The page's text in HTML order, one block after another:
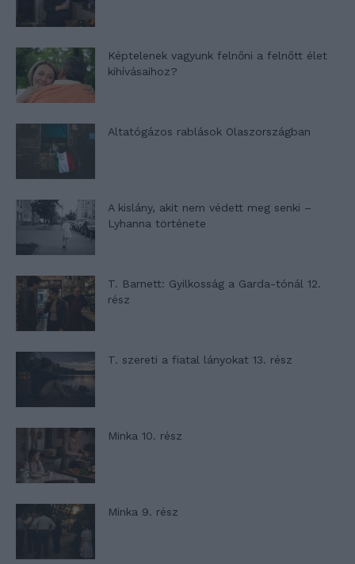
Képtelenek vagyunk felnőni a felnőtt élet
kihívásaihoz?
Altatógázos rablások Olaszországban
A kislány, akit nem védett meg senki –
Lyhanna története
T. Barnett: Gyilkosság a Garda-tónál 12.
rész
T. szereti a fiatal lányokat 13. rész
Minka 10. rész
Minka 9. rész